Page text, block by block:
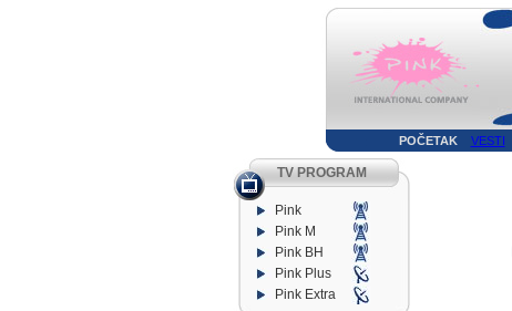
POČETAK
VESTI
TV PROGRAM
Pink
Pink M
Pink BH
Pink Plus
Pink Extra